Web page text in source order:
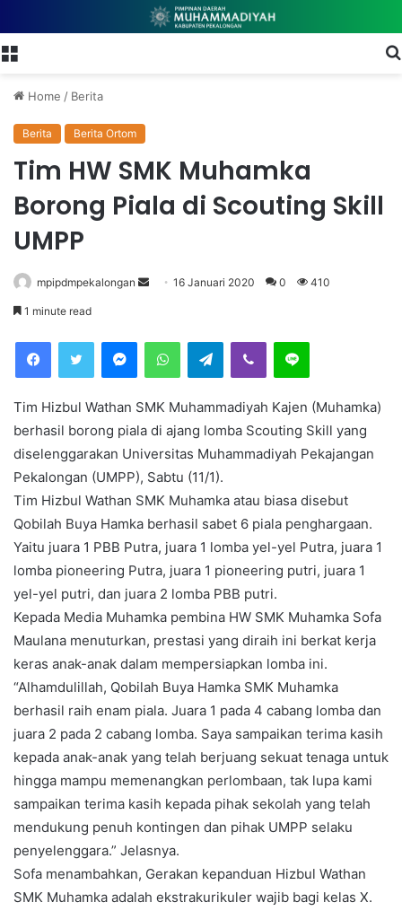
Home / Berita
Berita Berita Ortom
Tim HW SMK Muhamka
Borong Piala di Scouting Skill
UMPP
mpipdmpekalongan
e
m
a
i
l
16 Januari 2020 0 410
1 minute read
Telegram
Tim Hizbul Wathan SMK Muhammadiyah Kajen (Muhamka)
berhasil borong piala di ajang lomba Scouting Skill yang
diselenggarakan Universitas Muhammadiyah Pekajangan
Pekalongan (UMPP), Sabtu (11/1).
Tim Hizbul Wathan SMK Muhamka atau biasa disebut
Qobilah Buya Hamka berhasil sabet 6 piala penghargaan.
Yaitu juara 1 PBB Putra, juara 1 lomba yel-yel Putra, juara 1
lomba pioneering Putra, juara 1 pioneering putri, juara 1
yel-yel putri, dan juara 2 lomba PBB putri.
Kepada Media Muhamka pembina HW SMK Muhamka Sofa
Maulana menuturkan, prestasi yang diraih ini berkat kerja
keras anak-anak dalam mempersiapkan lomba ini.
“Alhamdulillah, Qobilah Buya Hamka SMK Muhamka
berhasil raih enam piala. Juara 1 pada 4 cabang lomba dan
juara 2 pada 2 cabang lomba. Saya sampaikan terima kasih
kepada anak-anak yang telah berjuang sekuat tenaga untuk
hingga mampu memenangkan perlombaan, tak lupa kami
sampaikan terima kasih kepada pihak sekolah yang telah
mendukung penuh kontingen dan pihak UMPP selaku
penyelenggara.” Jelasnya.
Sofa menambahkan, Gerakan kepanduan Hizbul Wathan
SMK Muhamka adalah ekstrakurikuler wajib bagi kelas X.